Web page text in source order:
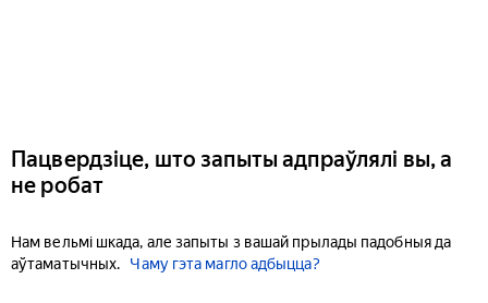
Пацвердзіце, што запыты адпраўлялі вы, а
не робат
Нам вельмі шкада, але запыты з вашай прылады падобныя да
аўтаматычных.
Чаму гэта магло адбыцца?